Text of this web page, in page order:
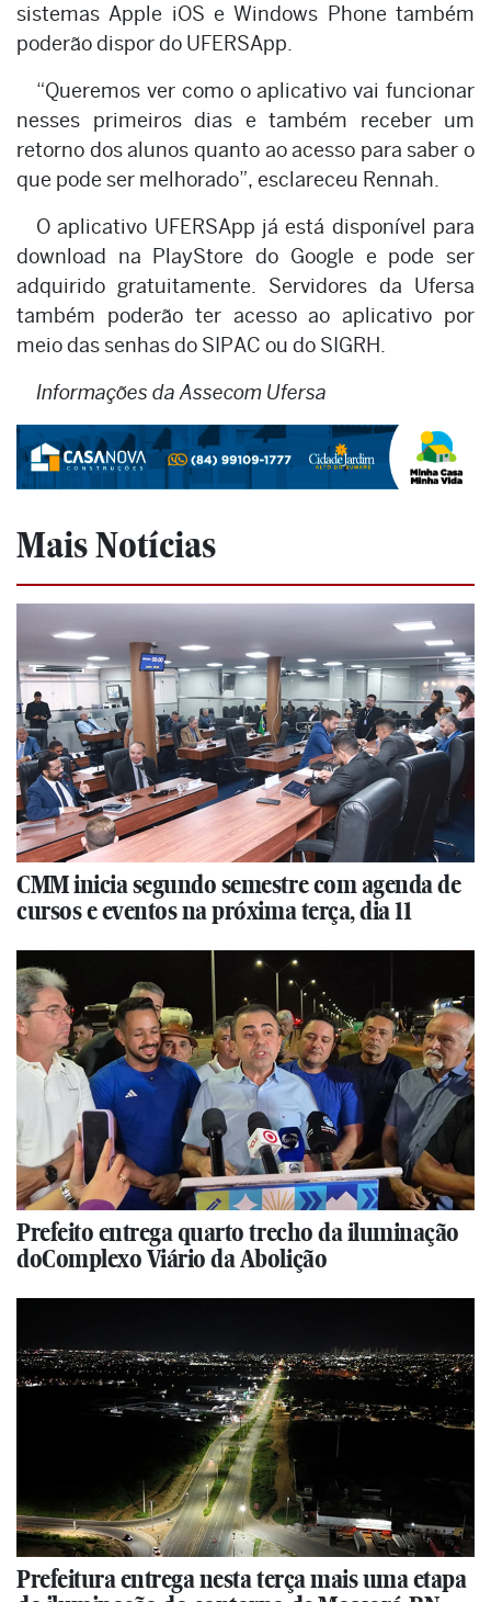
sistemas Apple iOS e Windows Phone também
poderão dispor do UFERSApp.
“Queremos ver como o aplicativo vai funcionar
nesses primeiros dias e também receber um
retorno dos alunos quanto ao acesso para saber o
que pode ser melhorado”, esclareceu Rennah.
O aplicativo UFERSApp já está disponível para
download na PlayStore do Google e pode ser
adquirido gratuitamente. Servidores da Ufersa
também poderão ter acesso ao aplicativo por
meio das senhas do SIPAC ou do SIGRH.
Informações da Assecom Ufersa
Mais Notícias
CMM inicia segundo semestre com agenda de
cursos e eventos na próxima terça, dia 11
Prefeito entrega quarto trecho da iluminação
doComplexo Viário da Abolição
Prefeitura entrega nesta terça mais uma etapa